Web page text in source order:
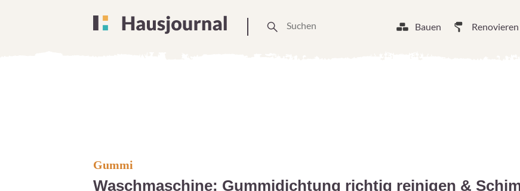
Bauen Renovieren
Gummi
Waschmaschine: Gummidichtung richtig reinigen &